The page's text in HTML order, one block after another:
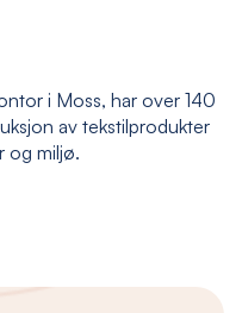
i Moss, har over 140
av tekstilprodukter
og miljø.